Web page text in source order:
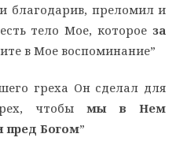
благодарив, преломил и
тело Мое, котороеза
в Мое воспоминание”
греха Он сделал для
чтобымы в Нем
пред Богом”